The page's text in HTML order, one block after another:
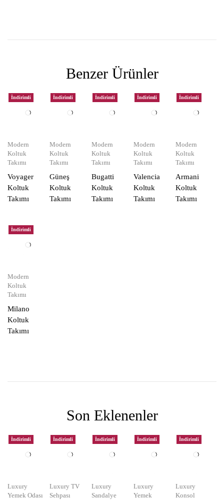
Benzer Ürünler
İndirimli
Modern
Koltuk
Takımı
Voyager
Koltuk
Takımı
İndirimli
Modern
Koltuk
Takımı
Güneş
Koltuk
Takımı
İndirimli
Modern
Koltuk
Takımı
Bugatti
Koltuk
Takımı
İndirimli
Modern
Koltuk
Takımı
Valencia
Koltuk
Takımı
İndirimli
Modern
Koltuk
Takımı
Armani
Koltuk
Takımı
İndirimli
Modern
Koltuk
Takımı
Milano
Koltuk
Takımı
Son Eklenenler
İndirimli
Luxury
Yemek Odası
İndirimli
Luxury TV
Sehpası
İndirimli
Luxury
Sandalye
İndirimli
Luxury
Yemek
İndirimli
Luxury
Konsol